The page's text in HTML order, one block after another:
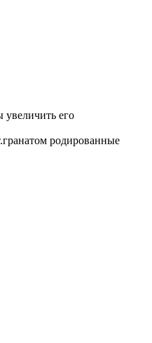
увеличить его
родированные